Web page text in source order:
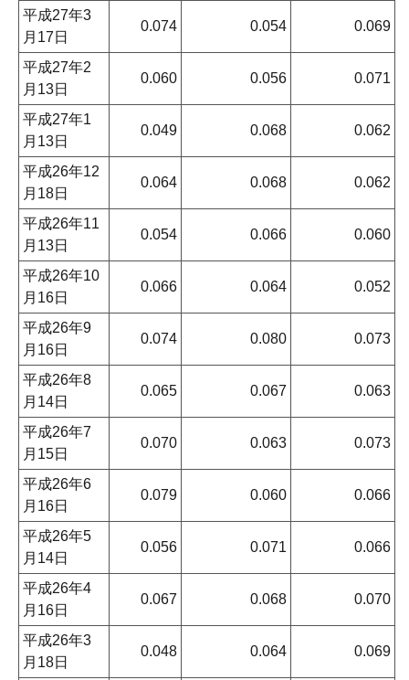
平成27年3
月17日
0.074 0.054 0.069
平成27年2
月13日
0.060 0.056 0.071
平成27年1
月13日
0.049 0.068 0.062
平成26年12
月18日
0.064 0.068 0.062
平成26年11
月13日
0.054 0.066 0.060
平成26年10
月16日
0.066 0.064 0.052
平成26年9
月16日
0.074 0.080 0.073
平成26年8
月14日
0.065 0.067 0.063
平成26年7
月15日
0.070 0.063 0.073
平成26年6
月16日
0.079 0.060 0.066
平成26年5
月14日
0.056 0.071 0.066
平成26年4
月16日
0.067 0.068 0.070
平成26年3
月18日
0.048 0.064 0.069